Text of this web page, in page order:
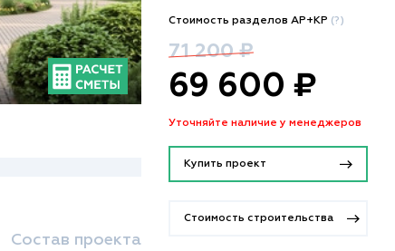
Состав проекта
Стоимость разделов АР+КР (?)
71 200 ₽
69 600 ₽
Уточняйте наличие у менеджеров
Купить проект
Стоимость строительства